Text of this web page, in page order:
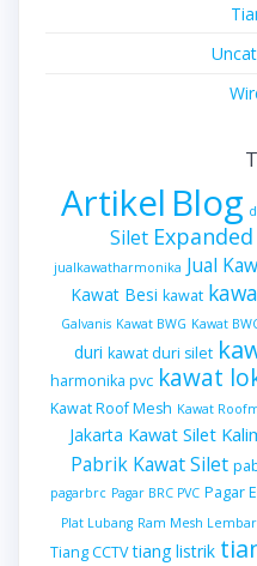
Artikel Blog
Silet
jualkawatharmonika Jual
Kawat Besi kawat
Galvanis Kawat BWG Kawat
duri kawat duri silet
harmonika pvc kawat
Kawat Roof Mesh Kawat
Jakarta Kawat Silet
Pabrik Kawat Silet
pagarbrc Pagar BRC PVC Pagar
Plat Lubang Ram Mesh Lembar
Tiang CCTV tiang listrik